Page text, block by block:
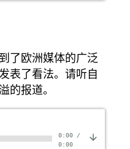
了欧洲媒体的广泛
表了看法。请听自
的报道。
0:00/
0:00